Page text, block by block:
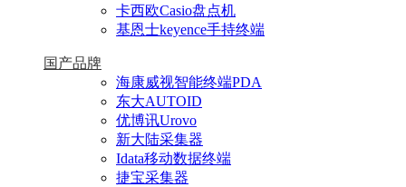
卡西欧Casio盘点机
基恩士keyence手持终端
国产品牌
海康威视智能终端PDA
东大AUTOID
优博讯Urovo
新大陆采集器
Idata移动数据终端
捷宝采集器